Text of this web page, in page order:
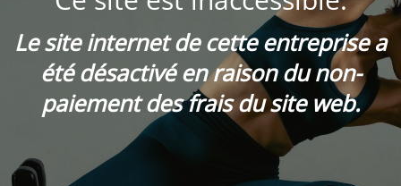
Le site internet de cette entreprise a
été désactivé en raison du non-
paiement des frais du site web.